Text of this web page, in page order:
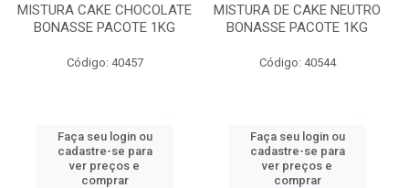
MISTURA CAKE CHOCOLATE
BONASSE PACOTE 1KG
Código: 40457
Faça seu login ou
cadastre-se para
ver preços e
comprar
MISTURA DE CAKE NEUTRO
BONASSE PACOTE 1KG
Código: 40544
Faça seu login ou
cadastre-se para
ver preços e
comprar